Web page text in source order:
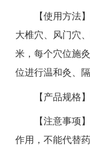
【使用方法
大椎穴、风门穴
米，每个穴位施
位进行温和灸、
【产品规格
【注意事项
作用，不能代替药